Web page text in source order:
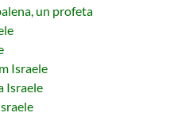
un profeta
Israele
Israele